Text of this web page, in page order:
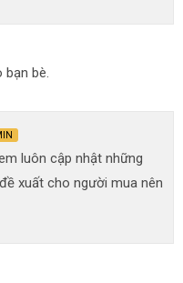
bè.
luôn cập nhật những
xuất cho người mua nên